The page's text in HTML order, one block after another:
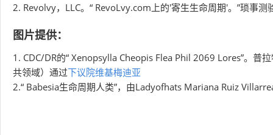
2. Revolvy，LLC。“ RevoLvy.com上的'寄生生命周期'。”琐事测
图片提供：
1. CDC/DR的“ Xenopsylla Cheopis Flea Phil 2069 Lores”。普
共领域）通过下议院维基梅迪亚
2.“ Babesia生命周期人类”，由Ladyofhats Mariana Ruiz